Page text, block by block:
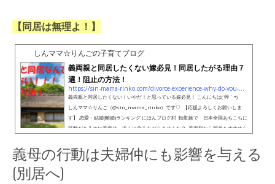
【同居は無理よ！】
しんママ☆りんごの子育てブログ
義両親と同居したくない嫁必見！同居したがる理由７
選！阻止の方法！
https://sin-mama-rinko.com/divorce-experience-why-do-you-want-to-live-together
義両親と同居したくない！いやだ！と思っている嫁必見！ こんにちは(´艸｀*)
しんママ☆りんご（@sin_mama_rinko）です♡ 【応援よろしくお願いしま
す】 恋愛・結婚(離婚)ランキング にほんブログ村 転勤族で 日本全国あちこちに
移動があるのに義母は、近くに住みたがりませんか？ 義両親から同居をすすめら
一つに「同居」がありました。【モラハラ離婚TOPページ】やたら、元義両親は
同居をしたがりま...
義母の行動は夫婦仲にも影響を与える
(別居へ)